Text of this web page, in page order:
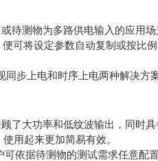
待测物为多路供电输入的应用
可将设定参数自动复制或按比
步上电和时序上电两种解决方案
了大功率和低纹波输出，同时
用起来更加简易有效。
依据待测物的测试需求任意配